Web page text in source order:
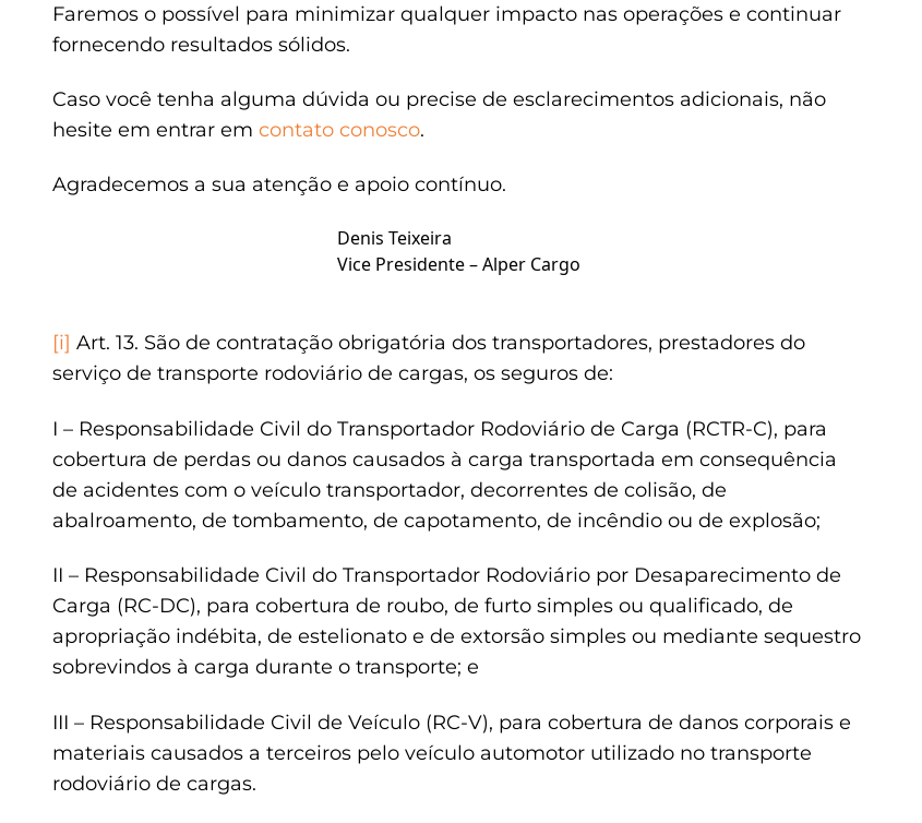
Faremos o possível para minimizar qualquer impacto nas operações e continuar
fornecendo resultados sólidos.
Caso você tenha alguma dúvida ou precise de esclarecimentos adicionais, não
hesite em entrar em contato conosco.
Agradecemos a sua atenção e apoio contínuo.
Denis Teixeira
Vice Presidente – Alper Cargo
[i] Art. 13. São de contratação obrigatória dos transportadores, prestadores do
serviço de transporte rodoviário de cargas, os seguros de:
I – Responsabilidade Civil do Transportador Rodoviário de Carga (RCTR-C), para
cobertura de perdas ou danos causados à carga transportada em consequência
de acidentes com o veículo transportador, decorrentes de colisão, de
abalroamento, de tombamento, de capotamento, de incêndio ou de explosão;
II – Responsabilidade Civil do Transportador Rodoviário por Desaparecimento de
Carga (RC-DC), para cobertura de roubo, de furto simples ou qualificado, de
apropriação indébita, de estelionato e de extorsão simples ou mediante sequestro
sobrevindos à carga durante o transporte; e
III – Responsabilidade Civil de Veículo (RC-V), para cobertura de danos corporais e
materiais causados a terceiros pelo veículo automotor utilizado no transporte
rodoviário de cargas.